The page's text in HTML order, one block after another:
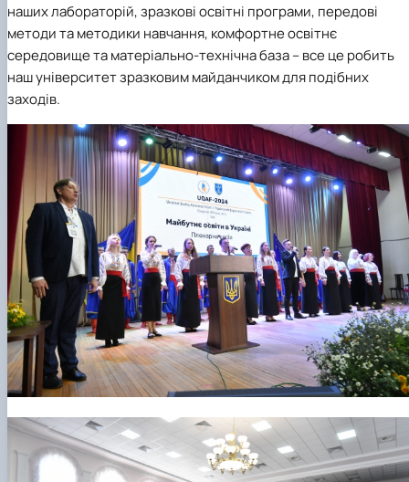
наших лабораторій, зразкові освітні програми, передові
методи та методики навчання, комфортне освітнє
середовище та матеріально-технічна база – все це робить
наш університет зразковим майданчиком для подібних
заходів.